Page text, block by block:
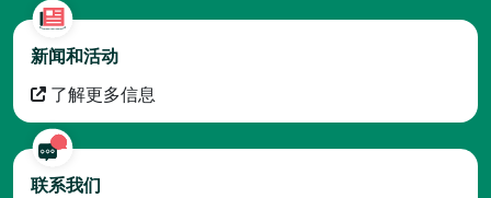
新闻和活动
了解更多信息
联系我们